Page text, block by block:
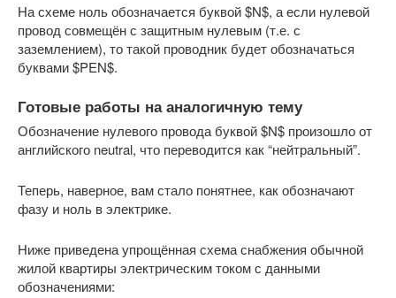
На схеме ноль обозначается буквой $N$, а если нулевой
провод совмещён с защитным нулевым (т.е. с
заземлением), то такой проводник будет обозначаться
буквами $PEN$.
Готовые работы на аналогичную тему
Обозначение нулевого провода буквой $N$ произошло от
английского neutral, что переводится как “нейтральный”.
Теперь, наверное, вам стало понятнее, как обозначают
фазу и ноль в электрике.
Ниже приведена упрощённая схема снабжения обычной
жилой квартиры электрическим током с данными
обозначениями: